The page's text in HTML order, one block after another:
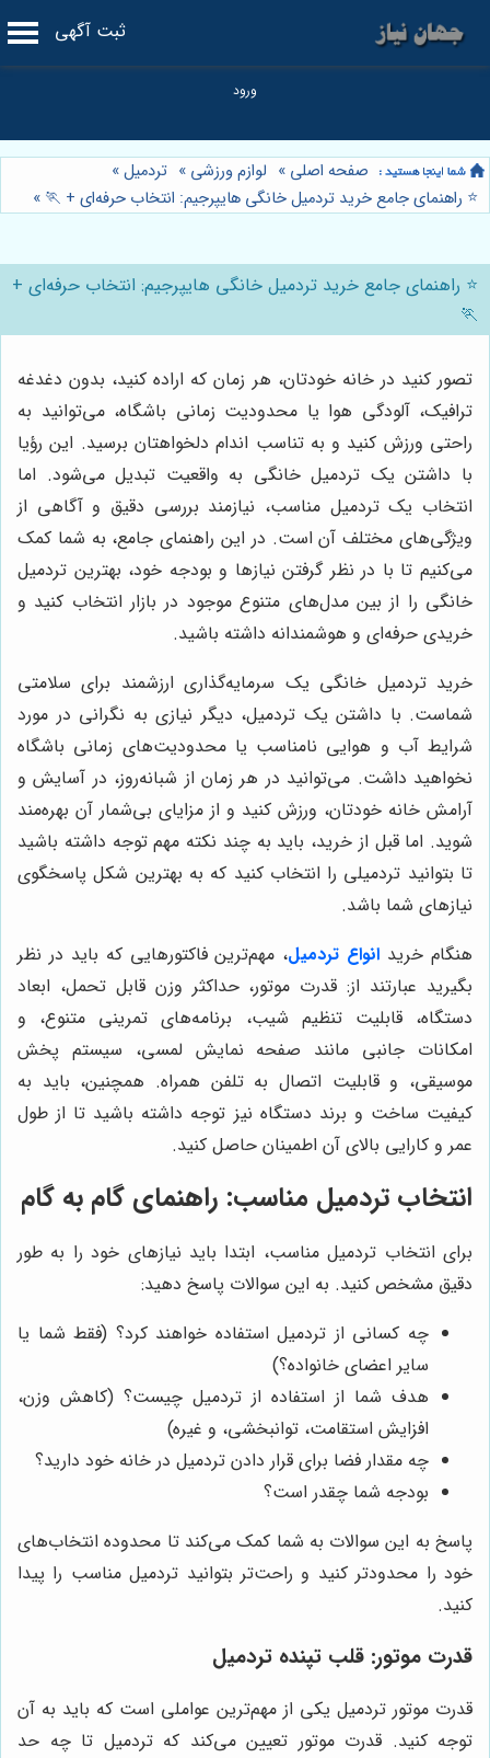
ثبت آگهی
صفحه اصلی » لوازم ورزشی » تردمیل»
⭐️ راهنمای جامع خرید تردمیل خانگی هایپرجیم: انتخاب حرفه‌ای + 🏃 »
⭐️ راهنمای جامع خرید تردمیل خانگی هایپرجیم: انتخاب حرفه‌ای +
🏃
تصور کنید در خانه خودتان، هر زمان که اراده کنید، بدون دغدغه
ترافیک، آلودگی هوا یا محدودیت زمانی باشگاه، می‌توانید به
راحتی ورزش کنید و به تناسب اندام دلخواهتان برسید. این رؤیا
با داشتن یک تردمیل خانگی به واقعیت تبدیل می‌شود. اما
انتخاب یک تردمیل مناسب، نیازمند بررسی دقیق و آگاهی از
ویژگی‌های مختلف آن است. در این راهنمای جامع، به شما کمک
می‌کنیم تا با در نظر گرفتن نیازها و بودجه خود، بهترین تردمیل
خانگی را از بین مدل‌های متنوع موجود در بازار انتخاب کنید و
خریدی حرفه‌ای و هوشمندانه داشته باشید.
خرید تردمیل خانگی یک سرمایه‌گذاری ارزشمند برای سلامتی
شماست. با داشتن یک تردمیل، دیگر نیازی به نگرانی در مورد
شرایط آب و هوایی نامناسب یا محدودیت‌های زمانی باشگاه
نخواهید داشت. می‌توانید در هر زمان از شبانه‌روز، در آسایش و
آرامش خانه خودتان، ورزش کنید و از مزایای بی‌شمار آن بهره‌مند
شوید. اما قبل از خرید، باید به چند نکته مهم توجه داشته باشید
تا بتوانید تردمیلی را انتخاب کنید که به بهترین شکل پاسخگوی
نیازهای شما باشد.
هنگام خرید انواع تردمیل، مهم‌ترین فاکتورهایی که باید در نظر
بگیرید عبارتند از: قدرت موتور، حداکثر وزن قابل تحمل، ابعاد
دستگاه، قابلیت تنظیم شیب، برنامه‌های تمرینی متنوع، و
امکانات جانبی مانند صفحه نمایش لمسی، سیستم پخش
موسیقی، و قابلیت اتصال به تلفن همراه. همچنین، باید به
کیفیت ساخت و برند دستگاه نیز توجه داشته باشید تا از طول
عمر و کارایی بالای آن اطمینان حاصل کنید.
انتخاب تردمیل مناسب: راهنمای گام به گام
برای انتخاب تردمیل مناسب، ابتدا باید نیازهای خود را به طور
دقیق مشخص کنید. به این سوالات پاسخ دهید:
چه کسانی از تردمیل استفاده خواهند کرد؟ (فقط شما یا
سایر اعضای خانواده؟)
هدف شما از استفاده از تردمیل چیست؟ (کاهش وزن،
افزایش استقامت، توانبخشی، و غیره)
چه مقدار فضا برای قرار دادن تردمیل در خانه خود دارید؟
بودجه شما چقدر است؟
پاسخ به این سوالات به شما کمک می‌کند تا محدوده انتخاب‌های
خود را محدودتر کنید و راحت‌تر بتوانید تردمیل مناسب را پیدا
کنید.
قدرت موتور: قلب تپنده تردمیل
قدرت موتور تردمیل یکی از مهم‌ترین عواملی است که باید به آن
توجه کنید. قدرت موتور تعیین می‌کند که تردمیل تا چه حد